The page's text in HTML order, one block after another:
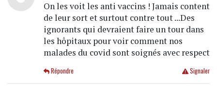
On les voit les anti vaccins ! Jamais content
de leur sort et surtout contre tout ...Des
ignorants qui devraient faire un tour dans
les hôpitaux pour voir comment nos
malades du covid sont soignés avec respect
Signaler
Répondre